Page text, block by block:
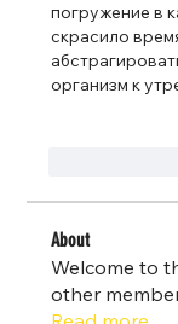
погружение в
скрасило
организм к
About
Welcome to
other